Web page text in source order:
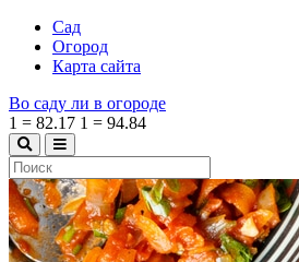
Сад
Огород
Карта сайта
Во саду ли в огороде
1 = 82.17 1 = 94.84